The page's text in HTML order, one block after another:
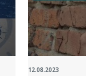
12.08.2023